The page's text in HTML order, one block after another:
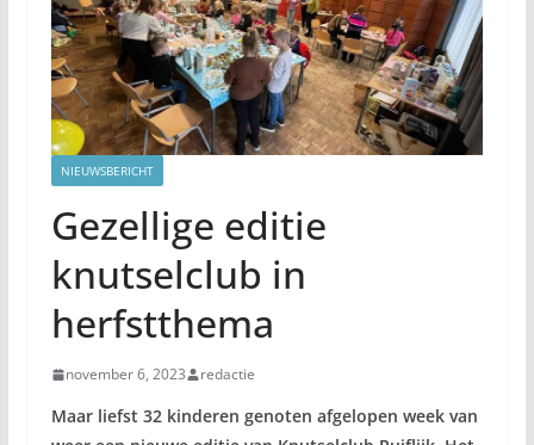
NIEUWSBERICHT
Gezellige editie
knutselclub in
herfstthema
november 6, 2023 redactie
Maar liefst 32 kinderen genoten afgelopen week van